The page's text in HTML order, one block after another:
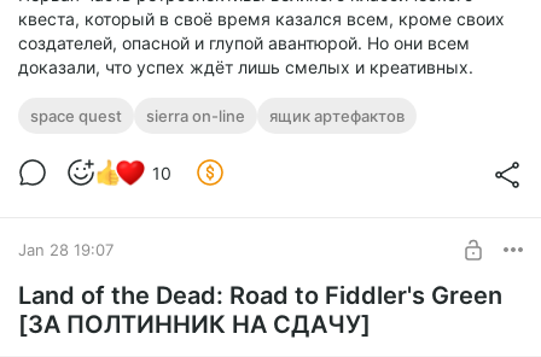
квеста, который в своё время казался всем, кроме своих
создателей, опасной и глупой авантюрой. Но они всем
доказали, что успех ждёт лишь смелых и креативных.
space quest sierra on-line ящик артефактов
10
Jan 28 19:07
Land of the Dead: Road to Fiddler's Green
[ЗА ПОЛТИННИК НА СДАЧУ]